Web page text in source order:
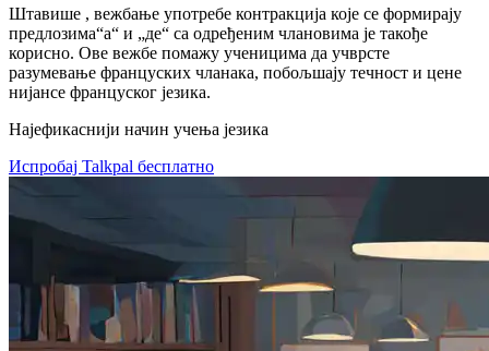
Штавише , вежбање употребе контракција које се формирају
предлозима“а“ и „де“ са одређеним члановима је такође
корисно. Ове вежбе помажу ученицима да учврсте
разумевање француских чланака, побољшају течност и цене
нијансе француског језика.
Најефикаснији начин учења језика
Испробај Talkpal бесплатно